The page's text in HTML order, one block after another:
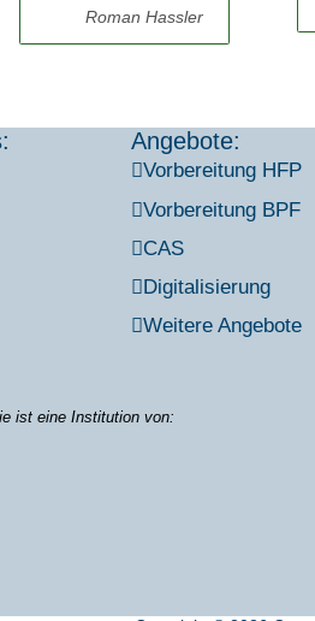
Roman Hass­ler
Angebote:
Vor­be­rei­tung HFP
Vor­be­rei­tung BPF
CAS
Digi­ta­li­sie­rung
Wei­te­re Ange­bo­te
ist eine Insti­tu­ti­on von: